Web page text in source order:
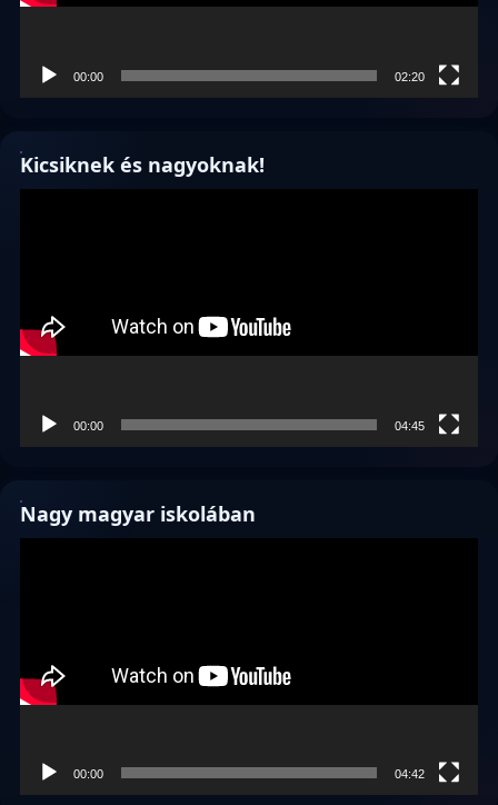
00:00 02:20
Kicsiknek és nagyoknak!
00:00 04:45
Nagy magyar iskolában
00:00 04:42